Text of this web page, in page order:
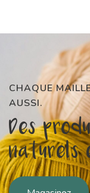
CHAQUE
AUSSI.
Des
naturels